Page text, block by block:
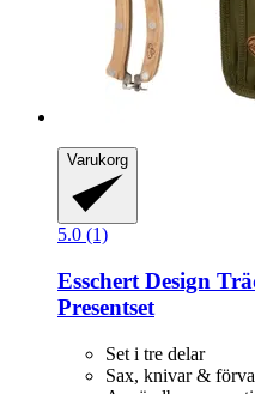
Varukorg
5.0 (1)
Esschert Design
Presentset
Set i tre delar
Sax, knivar &